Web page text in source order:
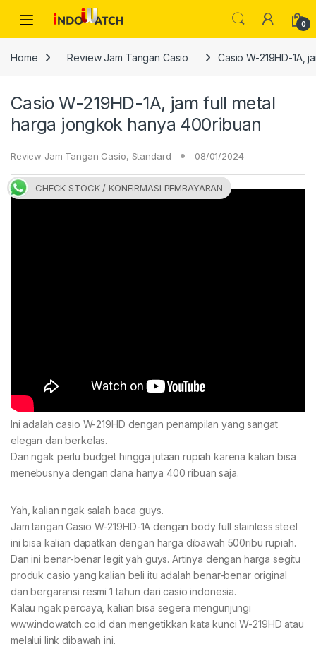
Open 0
Home Review Jam Tangan Casio Casio W-219HD-1A,
Casio W-219HD-1A, jam full metal
harga jongkok hanya 400ribuan
Review Jam Tangan Casio, Standard 08/01/2024
Ini adalah casio W-219HD dengan penampilan yang sangat
elegan dan berkelas.
Dan ngak perlu budget hingga jutaan rupiah karena kalian bisa
menebusnya dengan dana hanya 400 ribuan saja.
Yah, kalian ngak salah baca guys.
Jam tangan Casio W-219HD-1A dengan body full stainless steel
ini bisa kalian dapatkan dengan harga dibawah 500ribu rupiah.
Dan ini benar-benar legit yah guys. Artinya dengan harga segitu
produk casio yang kalian beli itu adalah benar-benar original
dan bergaransi resmi 1 tahun dari casio indonesia.
Kalau ngak percaya, kalian bisa segera mengunjungi
www.indowatch.co.id dan mengetikkan kata kunci W-219HD atau
melalui link dibawah ini.
CHECK STOCK / KONFIRMASI PEMBAYARAN